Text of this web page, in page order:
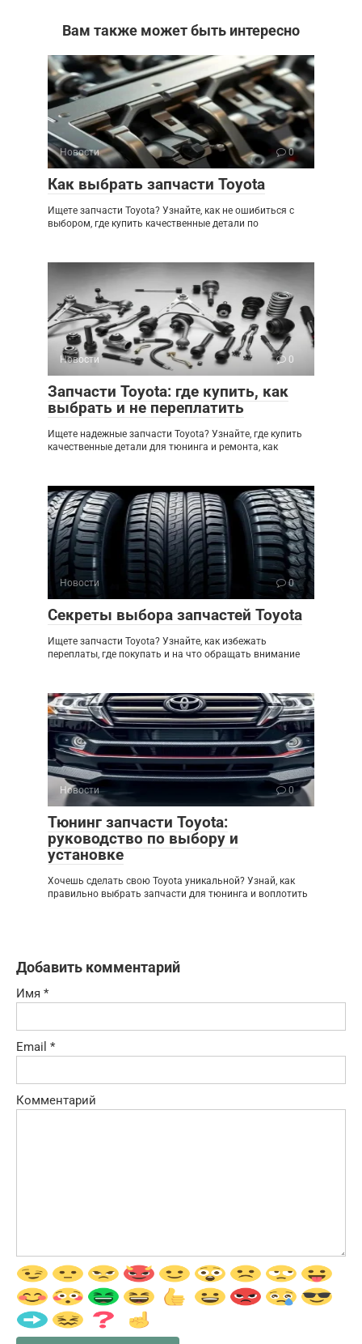
Вам также может быть интересно
Новости 0
Как выбрать запчасти Toyota
Ищете запчасти Toyota? Узнайте, как не ошибиться с
выбором, где купить качественные детали по
Новости 0
Запчасти Toyota: где купить, как
выбрать и не переплатить
Ищете надежные запчасти Toyota? Узнайте, где купить
качественные детали для тюнинга и ремонта, как
Новости 0
Секреты выбора запчастей Toyota
Ищете запчасти Toyota? Узнайте, как избежать
переплаты, где покупать и на что обращать внимание
Новости 0
Тюнинг запчасти Toyota:
руководство по выбору и
установке
Хочешь сделать свою Toyota уникальной? Узнай, как
правильно выбрать запчасти для тюнинга и воплотить
Добавить комментарий
Имя *
Email *
Комментарий